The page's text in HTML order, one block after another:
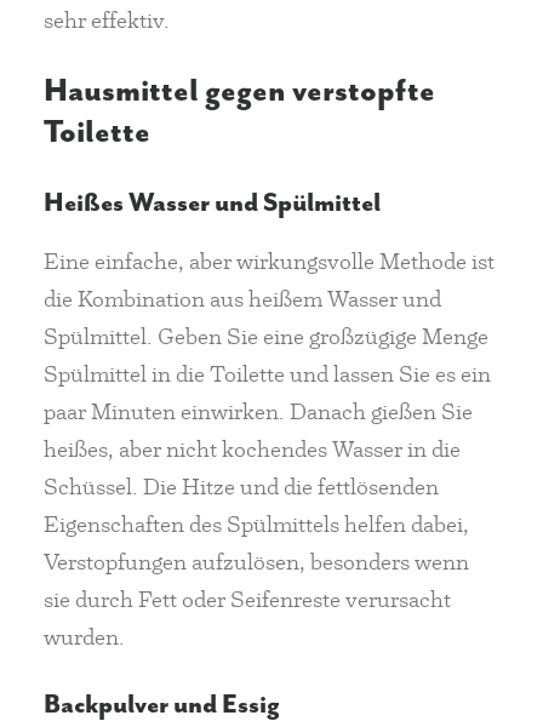
sehr effektiv.
Hausmittel gegen verstopfte
Toilette
Heißes Wasser und Spülmittel
Eine einfache, aber wirkungsvolle Methode ist
die Kombination aus heißem Wasser und
Spülmittel. Geben Sie eine großzügige Menge
Spülmittel in die Toilette und lassen Sie es ein
paar Minuten einwirken. Danach gießen Sie
heißes, aber nicht kochendes Wasser in die
Schüssel. Die Hitze und die fettlösenden
Eigenschaften des Spülmittels helfen dabei,
Verstopfungen aufzulösen, besonders wenn
sie durch Fett oder Seifenreste verursacht
wurden.
Backpulver und Essig